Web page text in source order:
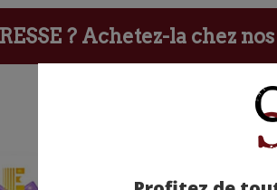
? Achetez-la chez